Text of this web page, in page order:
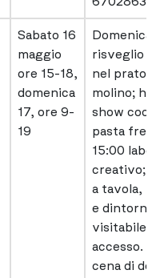
Sabato 16
maggio
ore 15-18,
domenica
17, ore 9-
19
risveglio
nel prato
molino; h
show
pasta
15:00
creativo;
a tavola,
e dintorni.
visitabile
accesso.
cena di